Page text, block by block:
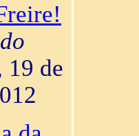
19 de